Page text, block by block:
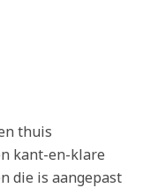
thuis
kant-en-klare
die is aangepast